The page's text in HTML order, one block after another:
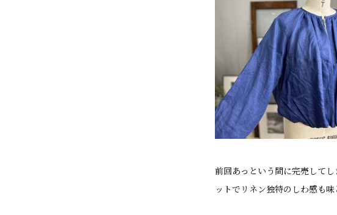
前回あっという間に完売して
ットでリネン独特のしわ感も